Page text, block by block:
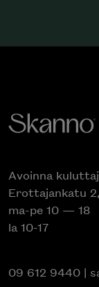
Avoinna
Erottajankatu
ma-pe 10 — 18
la 10-17
09 612 9440 |